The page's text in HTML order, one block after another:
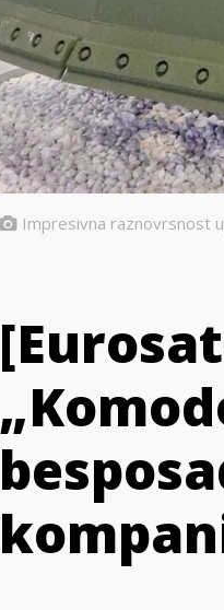
Impresivna raznovrsnost